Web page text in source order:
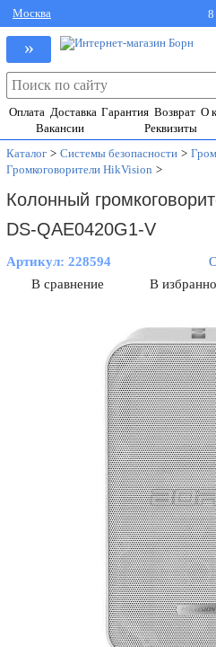
Москва 8
»
Оплата Доставка Гарантия Возврат О
Вакансии
Реквизиты
Каталог > Системы безопасности >
Громкоговорители HikVision >
Колонный
DS-QAE0420G1-V
Артикул:228594
В сравнение
В